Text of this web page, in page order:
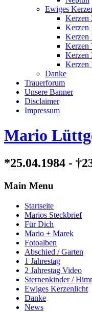
Ewiges
Kerzen
Kerzen
Kerzen
Kerzen
Kerzen
Kerzen
Danke
Trauerforum
Unsere Banner
Disclaimer
Impressum
Mario
*25.04.1984 -
Main Menu
Startseite
Marios Steckbrief
Für Dich
Mario + Marek
Fotoalben
Abschied / Garten
1 Jahrestag
2 Jahrestag Video
Sternenkinder /
Ewiges Kerzenlicht
Danke
News